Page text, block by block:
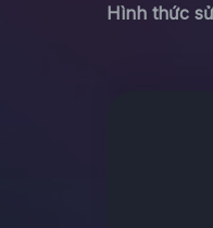
Hình thức